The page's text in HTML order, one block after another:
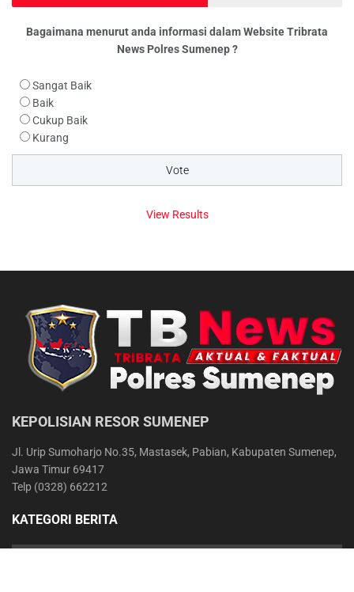
Bagaimana menurut anda informasi dalam Website Tribrata
News Polres Sumenep ?
Sangat Baik
Baik
Cukup Baik
Kurang
View Results
KEPOLISIAN RESOR SUMENEP
Jl. Urip Sumoharjo No.35, Mastasek, Pabian, Kabupaten Sumenep,
Jawa Timur 69417
Telp (0328) 662212
KATEGORI BERITA